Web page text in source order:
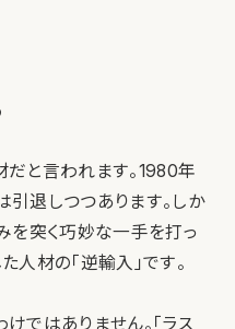
と言われます。1980年
退しつつあります。しか
を突く巧妙な一手を打っ
人材の「逆輸入」です。
ではありません。「ラス